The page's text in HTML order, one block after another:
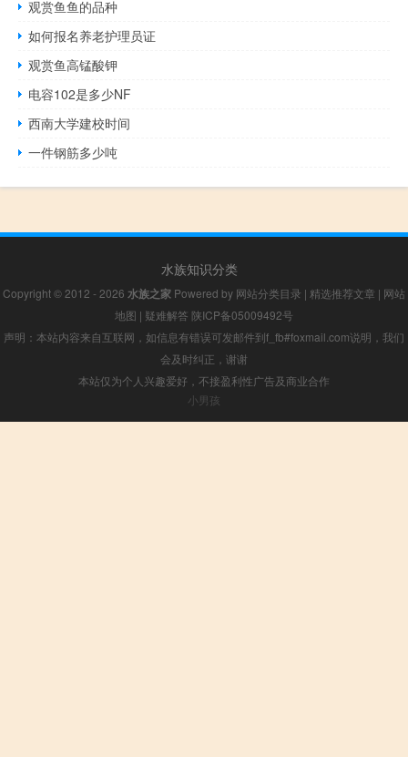
观赏鱼鱼的品种
如何报名养老护理员证
观赏鱼高锰酸钾
电容102是多少NF
西南大学建校时间
一件钢筋多少吨
水族知识分类
Copyright © 2012 - 2026 水族之家 Powered by 网站分类目录 | 精选推荐文章 | 网站
地图 | 疑难解答 陕ICP备05009492号
声明：本站内容来自互联网，如信息有错误可发邮件到f_fb#foxmail.com说明，我们
会及时纠正，谢谢
本站仅为个人兴趣爱好，不接盈利性广告及商业合作
小男孩